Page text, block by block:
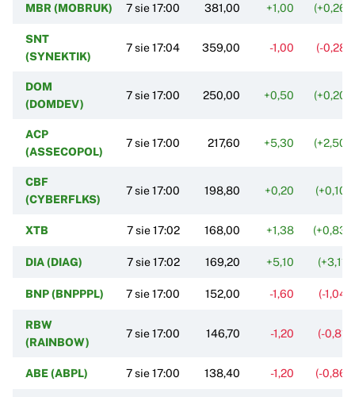
MBR (MOBRUK) 7 sie 17:00 381,00 +1,00
SNT
(SYNEKTIK)
7 sie 17:04 359,00 -1,00 (-
DOM
(DOMDEV)
7 sie 17:00 250,00 +0,50
ACP
(ASSECOPOL)
7 sie 17:00 217,60 +5,30
CBF
(CYBERFLKS)
7 sie 17:00 198,80 +0,20
XTB 7 sie 17:02 168,00 +1,38
DIA (DIAG) 7 sie 17:02 169,20 +5,10
BNP (BNPPPL) 7 sie 17:00 152,00 -1,60 (-
RBW
(RAINBOW)
7 sie 17:00 146,70 -1,20 (-
ABE (ABPL) 7 sie 17:00 138,40 -1,20 (-